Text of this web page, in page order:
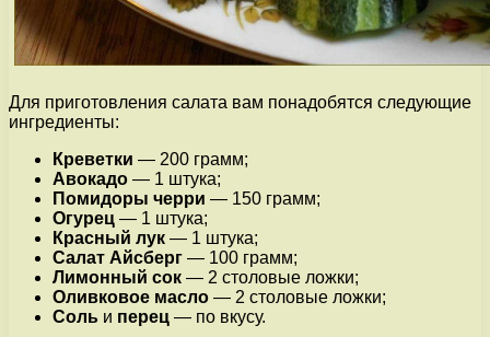
Для приготовления салата вам понадобятся следующие
ингредиенты:
Креветки — 200 грамм;
Авокадо — 1 штука;
Помидоры черри — 150 грамм;
Огурец — 1 штука;
Красный лук — 1 штука;
Салат Айсберг — 100 грамм;
Лимонный сок — 2 столовые ложки;
Оливковое масло — 2 столовые ложки;
Соль и перец — по вкусу.